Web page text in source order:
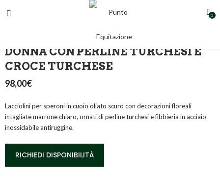
0
LACCIOLINI PER SPERONI DA
DONNA CON PERLINE TURCHESI E
CROCE TURCHESE
98,00€
Lacciolini per speroni in cuoio oliato scuro con decorazioni floreali
intagliate marrone chiaro, ornati di perline turchesi e fibbieria in acciaio
inossidabile antiruggine.
RICHIEDI DISPONIBILITÀ